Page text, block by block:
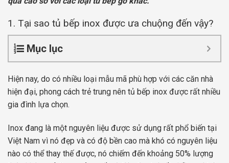
1. Tại sao tủ bếp inox được ưa chuộng đến vậy?
Mục lục
Hiện nay, do có nhiều loại mẫu mã phù hợp với các căn nhà
hiện đại, phong cách trẻ trung nên tủ bếp inox được rất nhiều
gia đình lựa chọn.
Inox đang là một nguyên liệu được sử dụng rất phổ biến tại
Việt Nam vì nó đẹp và có độ bền cao mà khó có nguyên liệu
nào có thể thay thế được, nó chiếm đến khoảng 50% lượng